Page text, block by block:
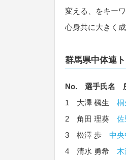
変える、をキー
心身共に大きく
群馬県中体連
No. 選手氏名
1 大澤 楓生 桐
2 角田 理葵 佐
3 松澤 歩 中
4 清水 勇希 木